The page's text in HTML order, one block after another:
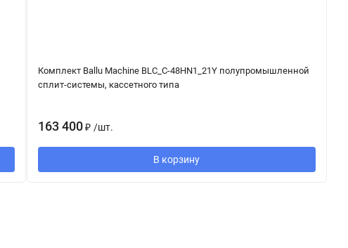
Комплект Ballu Machine BLC_C-48HN1_21Y полупромышленной
сплит-системы, кассетного типа
163 400 ₽ /шт.
В корзину